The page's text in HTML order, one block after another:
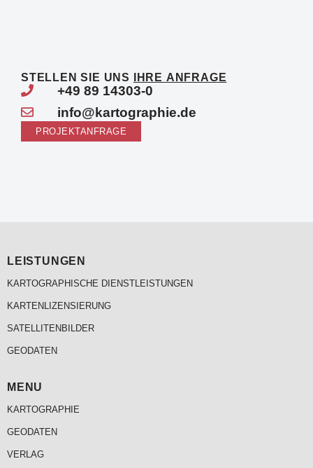
STELLEN SIE UNS IHRE ANFRAGE
+49 89 14303-0
info@kartographie.de
PROJEKTANFRAGE
LEISTUNGEN
KARTOGRAPHISCHE DIENSTLEISTUNGEN
KARTENLIZENSIERUNG
SATELLITENBILDER
GEODATEN
MENU
KARTOGRAPHIE
GEODATEN
VERLAG